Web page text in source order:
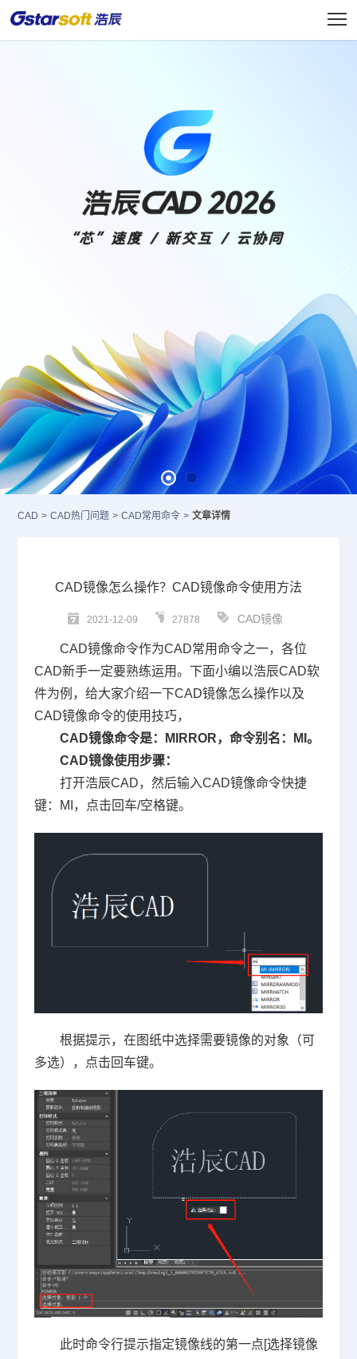
CAD > CAD热门问题 > CAD常用命令 > 文章详情
CAD镜像怎么操作？CAD镜像命令使用方法
2021-12-09 27878 CAD镜像
CAD镜像命令作为CAD常用命令之一，各位
CAD新手一定要熟练运用。下面小编以浩辰CAD软
件为例，给大家介绍一下CAD镜像怎么操作以及
CAD镜像命令的使用技巧，
CAD镜像命令是：MIRROR，命令别名：MI。
CAD镜像使用步骤：
打开浩辰CAD，然后输入CAD镜像命令快捷
键：MI，点击回车/空格键。
根据提示，在图纸中选择需要镜像的对象（可
多选），点击回车键。
此时命令行提示指定镜像线的第一点[选择镜像